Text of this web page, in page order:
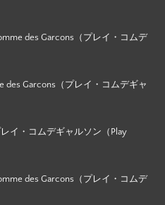
des Garcons（プレイ・コムデ
des Garcons（プレイ・コムデギャ
イ・コムデギャルソン（Play
des Garcons（プレイ・コムデ